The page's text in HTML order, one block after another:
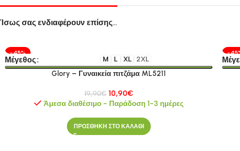
Ίσως σας ενδιαφέρουν επίσης…
-45%
Μέγεθος M L XL 2XL
Glory – Γυναικεία πιτζάμα ML5211
19,90€ 10,90€
Άμεσα διαθέσιμο - Παράδοση 1-3 ημέρες
ΠΡΟΣΘΗΚΗ ΣΤΟ ΚΑΛΑΘΙ
-